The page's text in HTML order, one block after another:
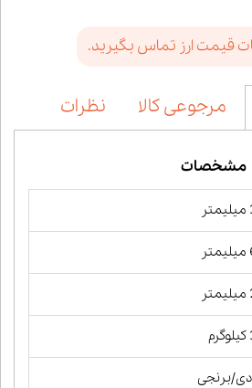
قیمت ارز تماس بگیرید.
مرجوعی کالا نظرات
مشخصات
برنجی